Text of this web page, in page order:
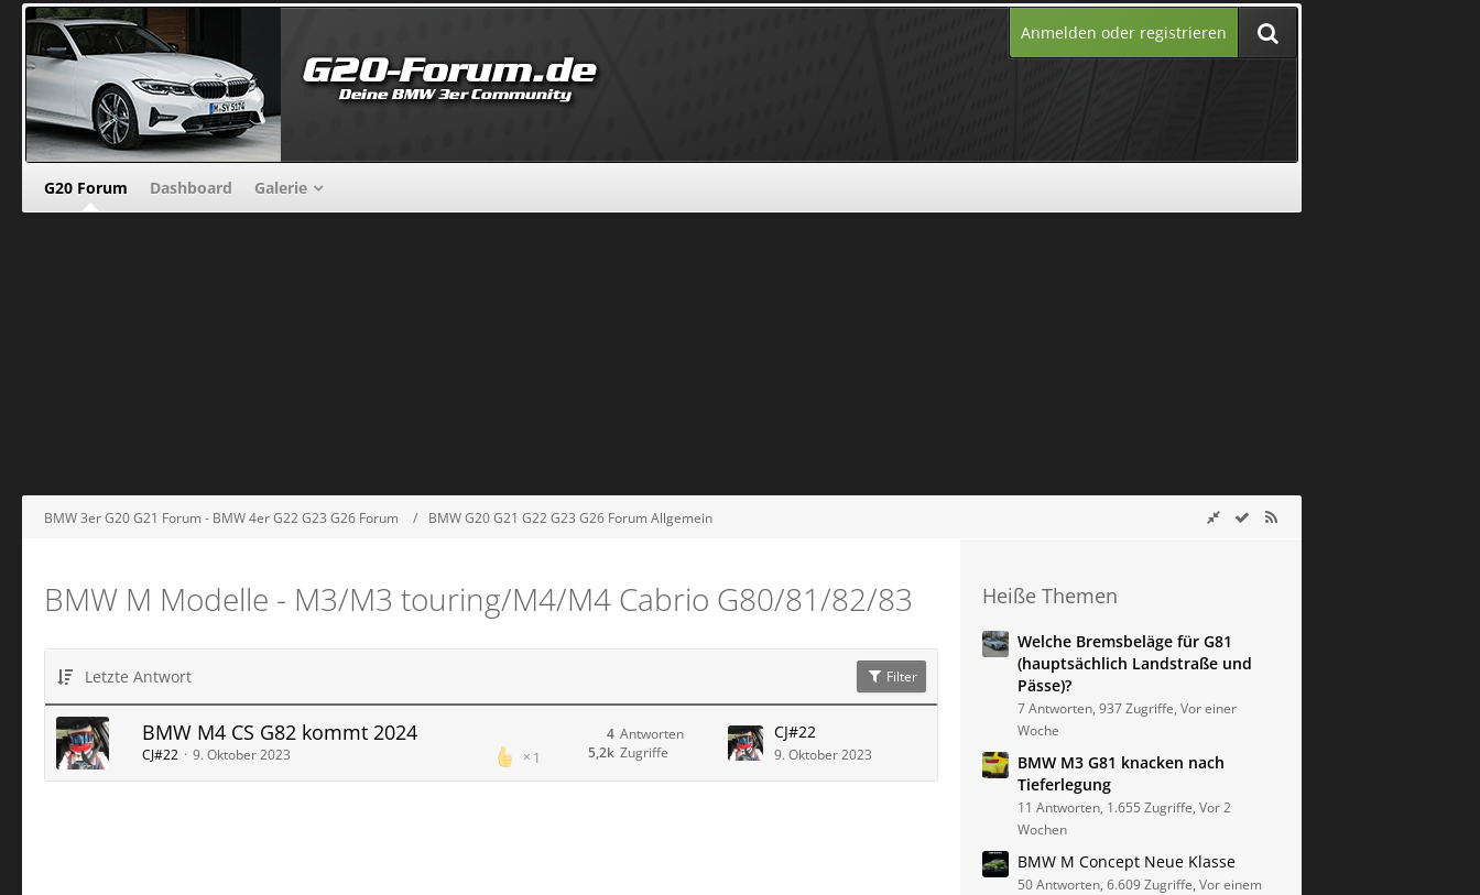
Anmelden oder registrieren
G20 Forum Dashboard Galerie
BMW 3er G20 G21 Forum - BMW 4er G22 G23 G26 Forum BMW G20 G21 G22 G23 G26 Forum Allgemein
BMW M Modelle - M3/M3 touring/M4/M4 Cabrio G80/81/82/83
Letzte Antwort Filter
BMW M4 CS G82 kommt 2024
1
CJ#22 9. Oktober 2023
Antworten
4
Zugriffe
5,2k
CJ#22
9. Oktober 2023
Heiße Themen
Welche Bremsbeläge für G81
(hauptsächlich Landstraße und
Pässe)?
7 Antworten, 937 Zugriffe, Vor einer
Woche
BMW M3 G81 knacken nach
Tieferlegung
11 Antworten, 1.655 Zugriffe, Vor 2
Wochen
BMW M Concept Neue Klasse
50 Antworten, 6.609 Zugriffe, Vor einem